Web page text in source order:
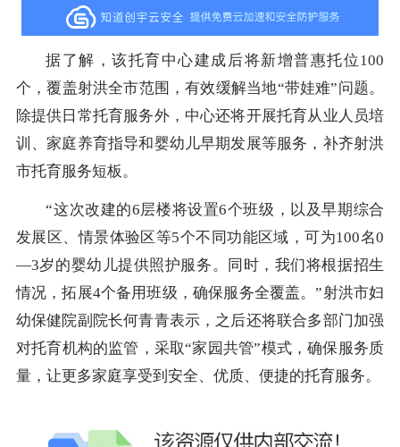
据了解，该托育中心建成后将新增普惠托位100
个，覆盖射洪全市范围，有效缓解当地“带娃难”问题。
除提供日常托育服务外，中心还将开展托育从业人员培
训、家庭养育指导和婴幼儿早期发展等服务，补齐射洪
市托育服务短板。
“这次改建的6层楼将设置6个班级，以及早期综合
发展区、情景体验区等5个不同功能区域，可为100名0
—3岁的婴幼儿提供照护服务。同时，我们将根据招生
情况，拓展4个备用班级，确保服务全覆盖。”射洪市妇
幼保健院副院长何青青表示，之后还将联合多部门加强
对托育机构的监管，采取“家园共管”模式，确保服务质
量，让更多家庭享受到安全、优质、便捷的托育服务。